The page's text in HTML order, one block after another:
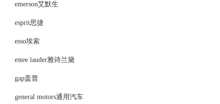
emerson艾默生
esprit思捷
esso埃索
estee lauder雅诗兰黛
gap盖普
general motors通用汽车